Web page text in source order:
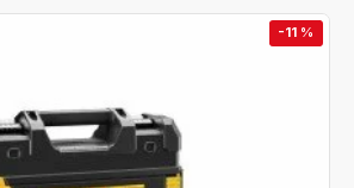
-11 %